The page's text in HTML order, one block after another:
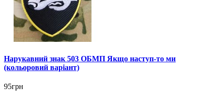
Нарукавний знак 503 ОБМП Якщо наступ-то ми
(кольоровий варіант)
95грн